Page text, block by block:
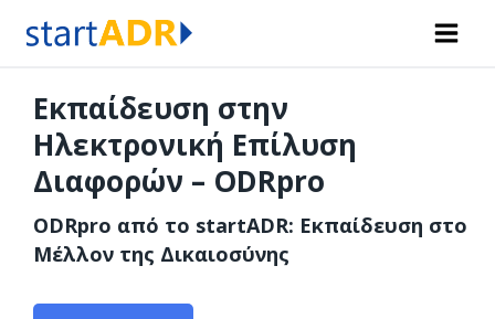
Εκπαίδευση στην
Ηλεκτρονική Επίλυση
Διαφορών – ODRpro
ODRpro από το startADR: Εκπαίδευση στο
Μέλλον της Δικαιοσύνης